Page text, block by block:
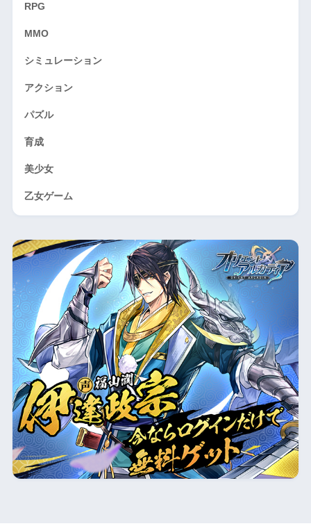
RPG
MMO
シミュレーション
アクション
パズル
育成
美少女
乙女ゲーム